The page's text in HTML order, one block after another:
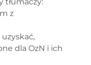
z
dla OzN i ich